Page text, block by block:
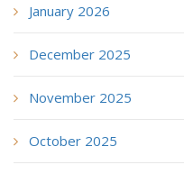
January 2026
December 2025
November 2025
October 2025